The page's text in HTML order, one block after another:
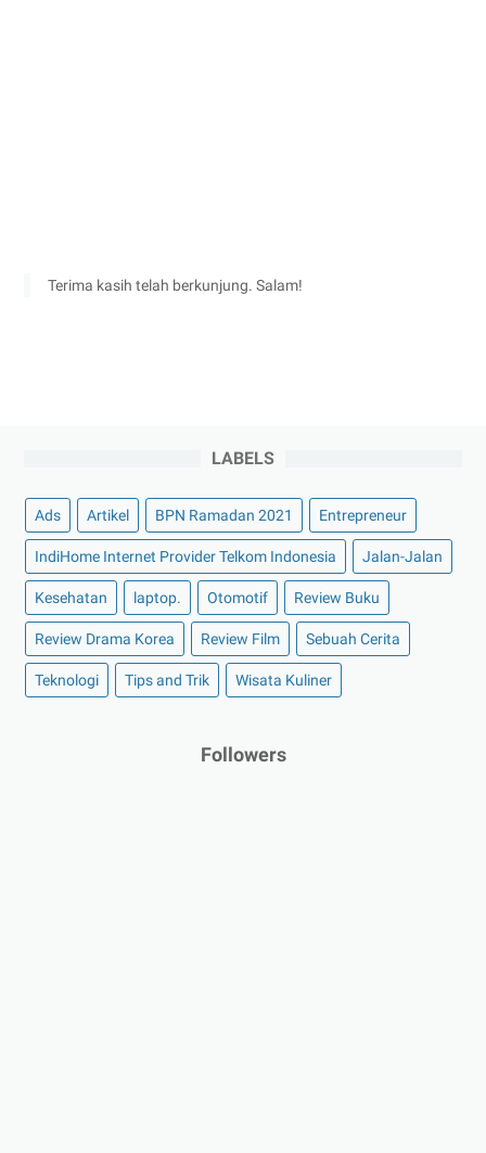
Terima kasih telah berkunjung. Salam!
LABELS
Ads Artikel BPN Ramadan 2021 Entrepreneur
IndiHome Internet Provider Telkom Indonesia Jalan-Jalan
Kesehatan laptop. Otomotif Review Buku
Review Drama Korea Review Film Sebuah Cerita
Teknologi Tips and Trik Wisata Kuliner
Followers